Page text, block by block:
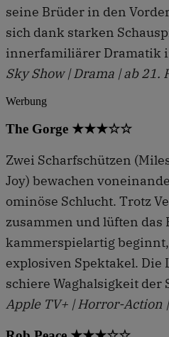
seine Brüder in den
sich dank starken
innerfamiliärer Dramatik
Sky Show | Drama | ab 21.
Werbung
The Gorge ★★★☆☆
Zwei Scharfschützen
Joy) bewachen
ominöse Schlucht. Trotz
zusammen und lüften das
kammerspielartig
explosiven Spektakel. Die
schiere Waghalsigkeit der
Apple TV+ | Horror-Action